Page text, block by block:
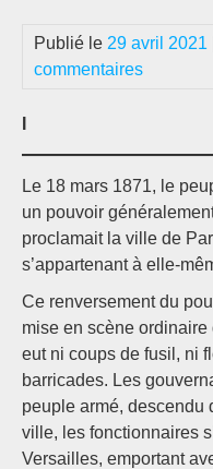
Publié le 29 avril 2021
commentaires
Le 18 mars 1871, le
un pouvoir
proclamait la ville de
s’appartenant à elle-
Ce renversement du
mise en scène ordinaire
eut ni coups de fusil, ni
barricades. Les
peuple armé, descendu
ville, les fonctionnaires
Versailles, emportant